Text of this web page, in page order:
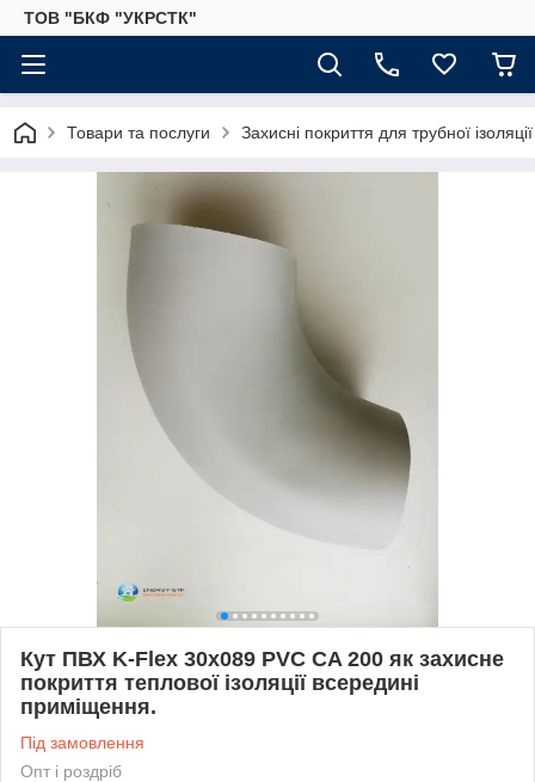
ТОВ "БКФ "УКРСТК"
Товари та послуги Захисні покриття для трубної ізоляції
Кут ПВХ K-Flex 30x089 PVC CA 200 як захисне
покриття теплової ізоляції всередині
приміщення.
Під замовлення
Опт і роздріб